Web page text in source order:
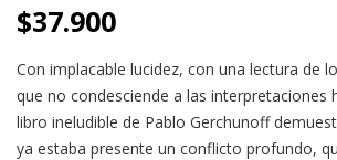
$37.900
Con implacable lucidez, con una lectura de
que no condesciende a las interpretaciones
libro ineludible de Pablo Gerchunoff
ya estaba presente un conflicto profundo,